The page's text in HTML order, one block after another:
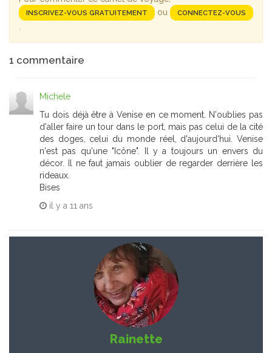
INSCRIVEZ-VOUS GRATUITEMENT ou CONNECTEZ-VOUS
1 commentaire
Michele
Tu dois déjà être à Venise en ce moment. N'oublies pas
d'aller faire un tour dans le port, mais pas celui de la cité
des doges, celui du monde réel, d'aujourd'hui. Venise
n'est pas qu'une "Icône". Il y a toujours un envers du
décor. Il ne faut jamais oublier de regarder derrière les
rideaux.
Bises
il y a 11 ans
Rainette